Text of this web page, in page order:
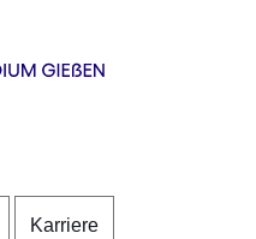
Direkt zum Kopf der
Direkt zum Inhalt
Direkt zum Fuß der
Karriere